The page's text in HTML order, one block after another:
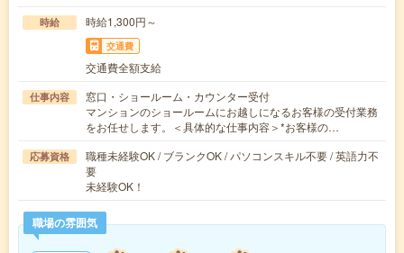
時給 時給1,300円～
交通費
交通費全額支給
仕事内容
窓口・ショールーム・カウンター受付
マンションのショールームにお越しになるお客様の受付業務
をお任せします。＜具体的な仕事内容＞*お客様の…
応募資格
職種未経験OK / ブランクOK / パソコンスキル不要 / 英語力不
要
未経験OK！
職場の雰囲気